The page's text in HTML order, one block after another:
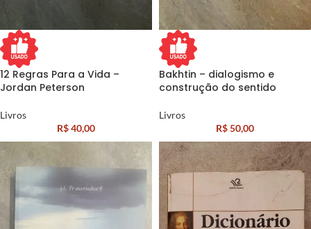
12 Regras Para a Vida –
Jordan Peterson
Livros
R$40,00
Bakhtin – dialogismo e
construção do sentido
Livros
R$50,00